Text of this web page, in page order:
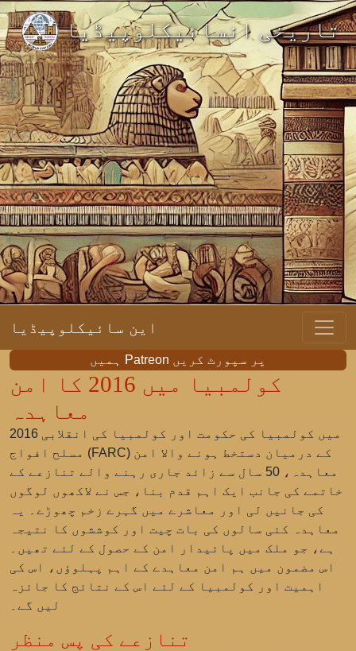
تاریخی انسائیکلوپیڈیا
این سائیکلوپیڈیا
ہمیں Patreon پر سپورٹ کریں
کولمبیا میں 2016 کا امن
معاہدہ
2016 میں کولمبیا کی حکومت اور
کولمبیا کی انقلابی
مسلح افواج (FARC) کے درمیان دستخط ہونے والا امن
معاہدہ، 50 سال سے زائد جاری رہنے والے تنازعے کے
خاتمے کی جانب ایک اہم قدم بنا، جس نے لاکھوں لوگوں
کی جانیں لی اور معاشرے میں گہرے زخم چھوڑے۔ یہ
معاہدہ کئی سالوں کی بات چیت اور کوششوں کا نتیجہ
ہے، جو ملک میں پائیدار امن کے حصول کے لئے تھیں۔
اس مضمون میں ہم امن معاہدے کے اہم پہلوؤں، اس کی
اہمیت اور کولمبیا کے لئے اس کے نتائج کا جائزہ
لیں گے۔
تنازعے کی پس منظر